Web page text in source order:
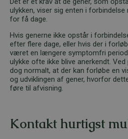
ulykken, viser sig enten i forbindelse
for få dage.
Hvis generne ikke opstår i
efter flere dage, eller hvis der i
været en længere symptomfri
ulykke ofte ikke blive anerkendt. Ved
dog normalt, at der kan forløbe en
og udviklingen af gener, hvorfor
føre til afvisning.
Kontakt hurtigst